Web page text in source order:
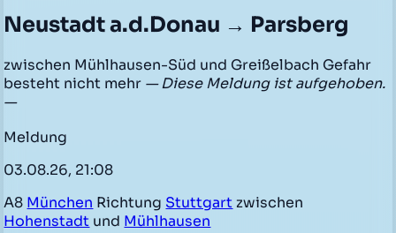
Neustadt a.d.Donau → Parsberg
zwischen Mühlhausen-Süd und Greißelbach Gefahr
besteht nicht mehr — Diese Meldung ist aufgehoben.
—
Meldung
03.08.26, 21:08
A8 München Richtung Stuttgart zwischen
Hohenstadt und Mühlhausen